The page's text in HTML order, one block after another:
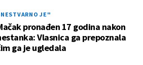
JE"
pronađen 17 godina nakon
Vlasnica ga prepoznala
ga je ugledala